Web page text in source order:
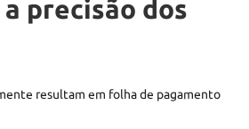
precisão dos
resultam em folha de pagamento